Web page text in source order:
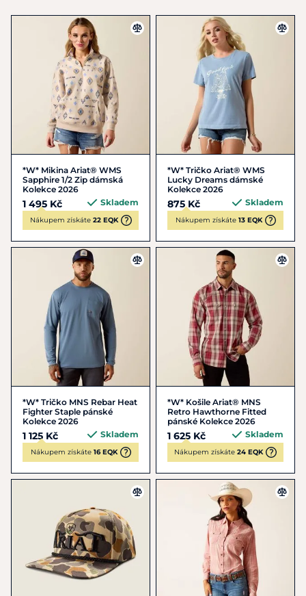
*W* Mikina Ariat® WMS
Sapphire 1/2 Zip dámská
Kolekce 2026
1 495 Kč Skladem
Nákupem získáte 22 EQK
*W* Tričko Ariat® WMS
Lucky Dreams dámské
Kolekce 2026
875 Kč Skladem
Nákupem získáte 13 EQK
*W* Tričko MNS Rebar Heat
Fighter Staple pánské
Kolekce 2026
1 125 Kč Skladem
Nákupem získáte 16 EQK
*W* Košile Ariat® MNS
Retro Hawthorne Fitted
pánské Kolekce 2026
1 625 Kč Skladem
Nákupem získáte 24 EQK